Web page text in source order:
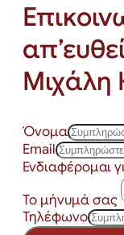
Μιχάλη
Όνομα
Email
Ενδιαφέρομαι
Το μήνυμά σας
Τηλέφωνο